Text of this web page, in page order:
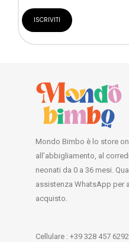
Mondo Bimbo è lo store
all’abbigliamento, al
neonati da 0 a 36 mesi.
assistenza WhatsApp per
acquisto.
Cellulare : +39 328 457 6292